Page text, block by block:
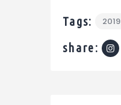
Tags: 2019
share: